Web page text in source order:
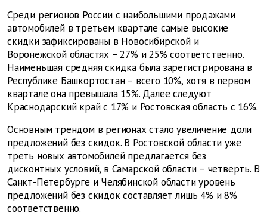
Среди регионов России с наибольшими продажами
автомобилей в третьем квартале самые высокие
скидки зафиксированы в Новосибирской и
Воронежской областях – 27% и 25% соответственно.
Наименьшая средняя скидка была зарегистрирована в
Республике Башкортостан – всего 10%, хотя в первом
квартале она превышала 15%. Далее следуют
Краснодарский край с 17% и Ростовская область с 16%.
Основным трендом в регионах стало увеличение доли
предложений без скидок. В Ростовской области уже
треть новых автомобилей предлагается без
дисконтных условий, в Самарской области – четверть. В
Санкт-Петербурге и Челябинской области уровень
предложений без скидок составляет лишь 4% и 8%
соответственно.